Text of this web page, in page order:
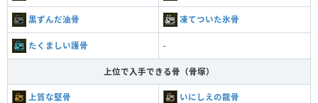
黒ずんだ油骨 凍てついた氷骨
たくましい護骨 -
上位で入手できる骨（骨塚）
上質な堅骨 いにしえの龍骨